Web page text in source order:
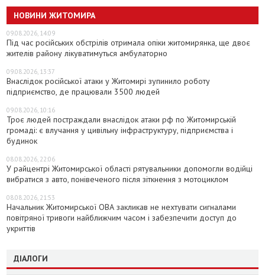
НОВИНИ ЖИТОМИРА
09.08.2026, 14:09
Під час російських обстрілів отримала опіки житомирянка, ще двоє
жителів району лікуватимуться амбулаторно
09.08.2026, 13:37
Внаслідок російської атаки у Житомирі зупинило роботу
підприємство, де працювали 3500 людей
09.08.2026, 10:16
Троє людей постраждали внаслідок атаки рф по Житомирській
громаді: є влучання у цивільну інфраструктуру, підприємства і
будинок
08.08.2026, 22:06
У райцентрі Житомирської області рятувальники допомогли водійці
вибратися з авто, понівеченого після зіткнення з мотоциклом
08.08.2026, 21:53
Начальник Житомирської ОВА закликав не нехтувати сигналами
повітряної тривоги найближчим часом і забезпечити доступ до
укриттів
ДІАЛОГИ